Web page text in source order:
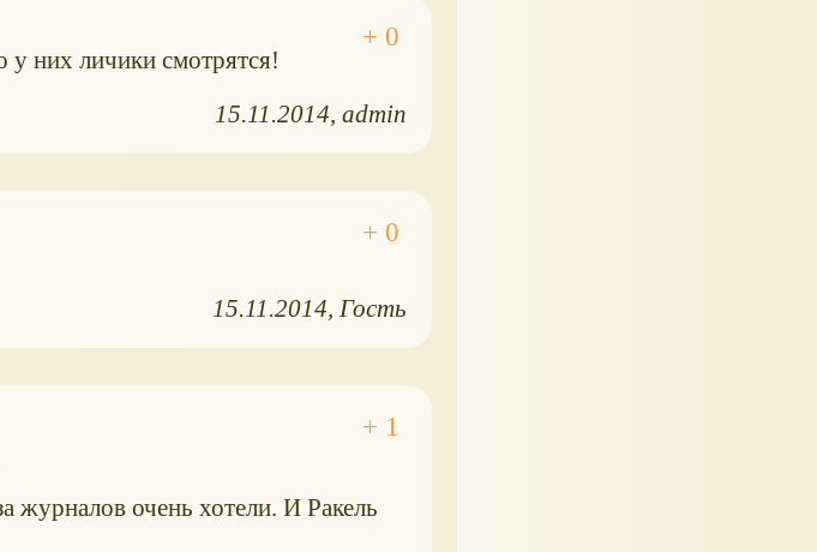
у них личики смотрятся!
15.11.2014 admin
15.11.2014 Гость
журналов очень хотели. И Ракель